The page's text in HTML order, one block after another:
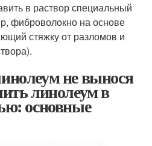
в раствор специальный
фиброволокно на основе
стяжку от разломов и
не вынося
линолеум в
основные